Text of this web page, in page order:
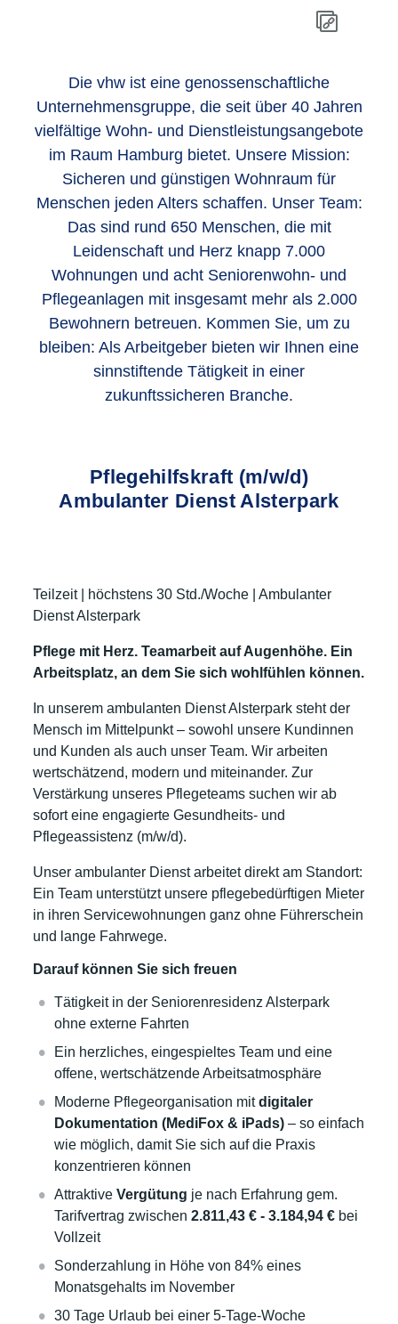
Die vhw ist eine genossenschaftliche
Unternehmensgruppe, die seit über 40 Jahren
vielfältige Wohn- und Dienstleistungsangebote
im Raum Hamburg bietet. Unsere Mission:
Sicheren und günstigen Wohnraum für
Menschen jeden Alters schaffen. Unser Team:
Das sind rund 650 Menschen, die mit
Leidenschaft und Herz knapp 7.000
Wohnungen und acht Seniorenwohn- und
Pflegeanlagen mit insgesamt mehr als 2.000
Bewohnern betreuen. Kommen Sie, um zu
bleiben: Als Arbeitgeber bieten wir Ihnen eine
sinnstiftende Tätigkeit in einer
zukunftssicheren Branche.
Pflegehilfskraft (m/w/d)
Ambulanter Dienst Alsterpark
Teilzeit | höchstens 30 Std./Woche | Ambulanter
Dienst Alsterpark
Pflege mit Herz. Teamarbeit auf Augenhöhe. Ein
Arbeitsplatz, an dem Sie sich wohlfühlen können.
In unserem ambulanten Dienst Alsterpark steht der
Mensch im Mittelpunkt – sowohl unsere Kundinnen
und Kunden als auch unser Team. Wir arbeiten
wertschätzend, modern und miteinander. Zur
Verstärkung unseres Pflegeteams suchen wir ab
sofort eine engagierte Gesundheits- und
Pflegeassistenz (m/w/d).
Unser ambulanter Dienst arbeitet direkt am Standort:
Ein Team unterstützt unsere pflegebedürftigen Mieter
in ihren Servicewohnungen ganz ohne Führerschein
und lange Fahrwege.
Darauf können Sie sich freuen
Tätigkeit in der Seniorenresidenz Alsterpark
ohne externe Fahrten
Ein herzliches, eingespieltes Team und eine
offene, wertschätzende Arbeitsatmosphäre
Moderne Pflegeorganisation mitdigitaler
Dokumentation (MediFox & iPads) – so einfach
wie möglich, damit Sie sich auf die Praxis
konzentrieren können
Attraktive Vergütung je nach Erfahrung gem.
Tarifvertrag zwischen2.811,43 € - 3.184,94 € bei
Vollzeit
Sonderzahlung in Höhe von 84% eines
Monatsgehalts im November
30 Tage Urlaub bei einer 5-Tage-Woche